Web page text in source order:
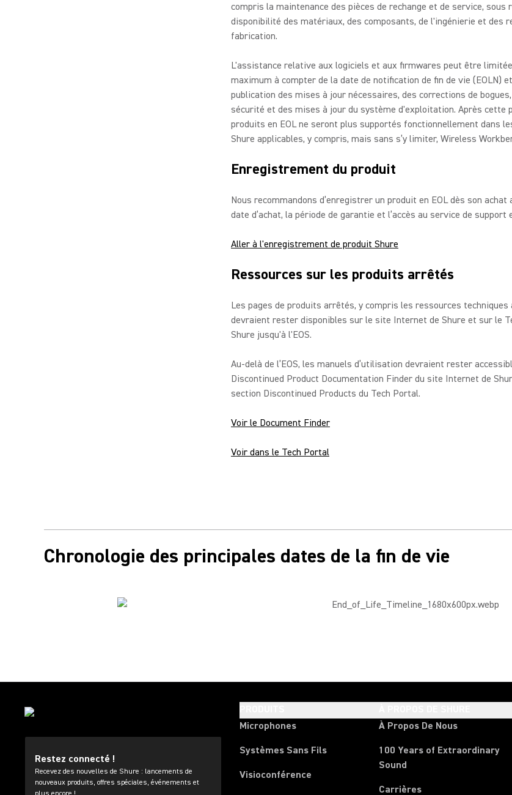
compris la maintenance des pièces de rechange et de service, sous
disponibilité des matériaux, des composants, de l'ingénierie et des
fabrication.
L'assistance relative aux logiciels et aux firmwares peut être
maximum à compter de la date de notification de fin de vie (EOLN)
publication des mises à jour nécessaires, des corrections de
sécurité et des mises à jour du système d'exploitation. Après cette
produits en EOL ne seront plus supportés fonctionnellement dans
Shure applicables, y compris, mais sans s’y limiter, Wireless
Enregistrement du produit
Nous recommandons d’enregistrer un produit en EOL dès son achat
date d’achat, la période de garantie et l’accès au service de support
Aller à l'enregistrement de produit Shure
Ressources sur les produits arrêtés
Les pages de produits arrêtés, y compris les ressources techniques
devraient rester disponibles sur le site Internet de Shure et sur le
Shure jusqu'à l'EOS.
Au-delà de l’EOS, les manuels d’utilisation devraient rester
Discontinued Product Documentation Finder du site Internet de
section Discontinued Products du Tech Portal.
Voir le Document Finder
Voir dans le Tech Portal
Chronologie des principales dates de la fin de vie
Restez connecté !
Recevez des nouvelles de Shure : lancements de
nouveaux produits, offres spéciales, événements et
Microphones
Systèmes Sans Fils
Visioconférence
À Propos De Nous
100 Years of Extraordinary
Sound
Carrières